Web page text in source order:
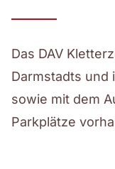
Das DAV
Darmstadts und
sowie mit dem
Parkplätze